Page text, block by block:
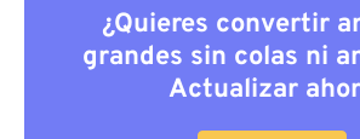
¿Quieres convertir
grandes sin colas ni
Actualizar